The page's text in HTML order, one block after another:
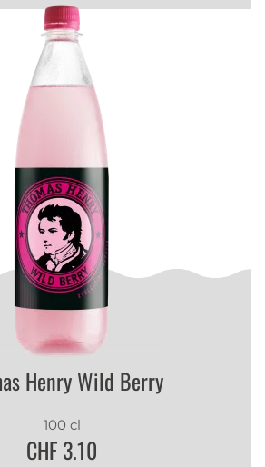
Henry Wild Berry
100 cl
CHF 3.10